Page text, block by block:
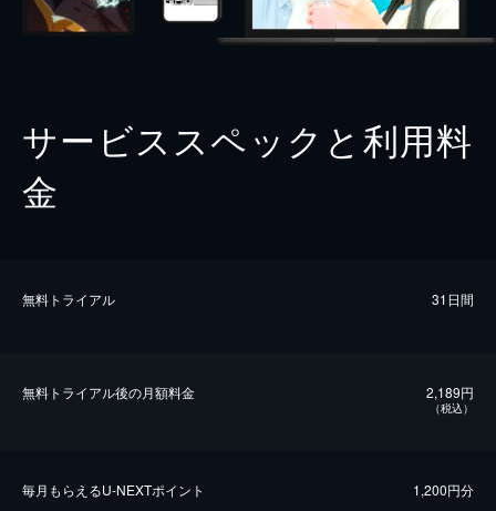
サービススペックと利用料
金
無料トライアル 31日間
無料トライアル後の⽉額料金 2,189円
（税込）
毎⽉もらえるU-NEXTポイント 1,200円分